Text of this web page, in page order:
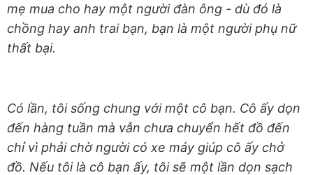
mẹ mua cho hay một người đàn ông - dù đó là
chồng hay anh trai bạn, bạn là một người phụ nữ
thất bại.
Có lần, tôi sống chung với một cô bạn. Cô ấy dọn
đến hàng tuần mà vẫn chưa chuyển hết đồ đến
chỉ vì phải chờ người có xe máy giúp cô ấy chở
đồ. Nếu tôi là cô bạn ấy, tôi sẽ một lần dọn sạch